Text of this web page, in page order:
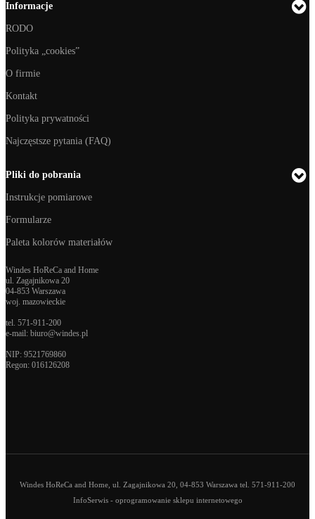
Informacje
RODO
Polityka „cookies”
O firmie
Kontakt
Polityka prywatności
Najczęstsze pytania (FAQ)
Pliki do pobrania
Instrukcje pomiarowe
Formularze
Paleta kolorów materiałów
Windes HoReCa and Home
ul. Zagajnikowa 20
04-853 Warszawa
woj. mazowieckie
tel. 571-911-200
e-mail: biuro@windes.pl
NIP: 9521769860
Regon: 016126208
Windes HoReCa and Home, ul. Zagajnikowa 20, 04-853 Warszawa tel. 571-911-200
InfoSerwis- oprogramowanie sklepu internetowego